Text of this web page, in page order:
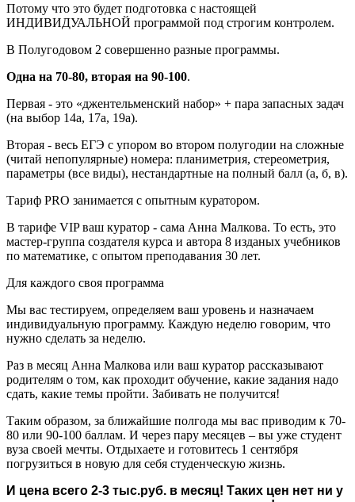
Потому что это будет подготовка с настоящей
ИНДИВИДУАЛЬНОЙ программой под строгим контролем.
В Полугодовом 2 совершенно разные программы.
Одна на 70-80, вторая на 90-100.
Первая - это «джентельменский набор» + пара запасных задач
(на выбор 14а, 17а, 19а).
Вторая - весь ЕГЭ с упором во втором полугодии на сложные
(читай непопулярные) номера: планиметрия, стереометрия,
параметры (все виды), нестандартные на полный балл (а, б, в).
Тариф PRO занимается с опытным куратором.
В тарифе VIP ваш куратор - сама Анна Малкова. То есть, это
мастер-группа создателя курса и автора 8 изданых учебников
по математике, с опытом преподавания 30 лет.
Для каждого своя программа
Мы вас тестируем, определяем ваш уровень и назначаем
индивидуальную программу. Каждую неделю говорим, что
нужно сделать за неделю.
Раз в месяц Анна Малкова или ваш куратор рассказывают
родителям о том, как проходит обучение, какие задания надо
сдать, какие темы пройти. Забивать не получится!
Таким образом, за ближайшие полгода мы вас приводим к 70-
80 или 90-100 баллам. И через пару месяцев – вы уже студент
вуза своей мечты. Отдыхаете и готовитесь 1 сентября
погрузиться в новую для себя студенческую жизнь.
И цена всего 2-3 тыс.руб. в месяц! Таких цен нет ни у